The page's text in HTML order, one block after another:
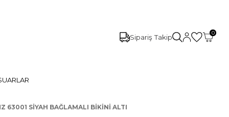
Sipariş Takip
0
63001 SIYAH BAĞLAMALI BIKINI ALTI